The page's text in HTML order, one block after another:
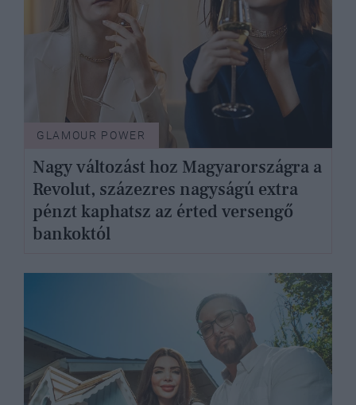
GLAMOUR POWER
Nagy változást hoz Magyarországra a
Revolut, százezres nagyságú extra
pénzt kaphatsz az érted versengő
bankoktól